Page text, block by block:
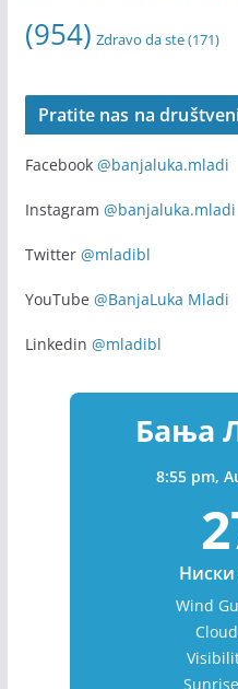
(954) Zdravo da ste(171)
Pratite nas na
Facebook @banjaluka.mladi
Instagram @banjaluka.mladi
Twitter @mladibl
YouTube @BanjaLuka Mladi
Linkedin @mladibl
Бања
8:55 pm,
Wind